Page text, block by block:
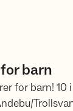
barn
for barn! 10